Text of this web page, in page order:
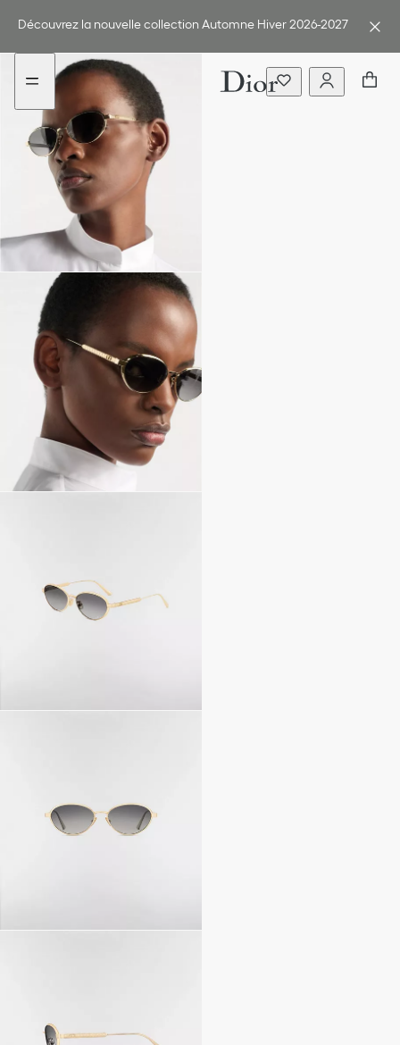
Découvrez la nouvelle collection Automne Hiver 2026-2027